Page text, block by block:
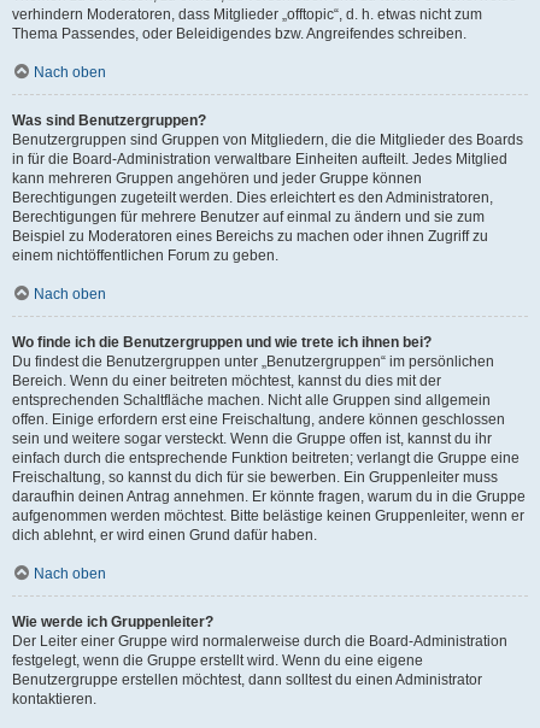
verhindern Moderatoren, dass Mitglieder „offtopic“, d. h. etwas nicht zum
Thema Passendes, oder Beleidigendes bzw. Angreifendes schreiben.
Nach oben
Was sind Benutzergruppen?
Benutzergruppen sind Gruppen von Mitgliedern, die die Mitglieder des Boards
in für die Board-Administration verwaltbare Einheiten aufteilt. Jedes Mitglied
kann mehreren Gruppen angehören und jeder Gruppe können
Berechtigungen zugeteilt werden. Dies erleichtert es den Administratoren,
Berechtigungen für mehrere Benutzer auf einmal zu ändern und sie zum
Beispiel zu Moderatoren eines Bereichs zu machen oder ihnen Zugriff zu
einem nichtöffentlichen Forum zu geben.
Nach oben
Wo finde ich die Benutzergruppen und wie trete ich ihnen bei?
Du findest die Benutzergruppen unter „Benutzergruppen“ im persönlichen
Bereich. Wenn du einer beitreten möchtest, kannst du dies mit der
entsprechenden Schaltfläche machen. Nicht alle Gruppen sind allgemein
offen. Einige erfordern erst eine Freischaltung, andere können geschlossen
sein und weitere sogar versteckt. Wenn die Gruppe offen ist, kannst du ihr
einfach durch die entsprechende Funktion beitreten; verlangt die Gruppe eine
Freischaltung, so kannst du dich für sie bewerben. Ein Gruppenleiter muss
daraufhin deinen Antrag annehmen. Er könnte fragen, warum du in die Gruppe
aufgenommen werden möchtest. Bitte belästige keinen Gruppenleiter, wenn er
dich ablehnt, er wird einen Grund dafür haben.
Nach oben
Wie werde ich Gruppenleiter?
Der Leiter einer Gruppe wird normalerweise durch die Board-Administration
festgelegt, wenn die Gruppe erstellt wird. Wenn du eine eigene
Benutzergruppe erstellen möchtest, dann solltest du einen Administrator
kontaktieren.